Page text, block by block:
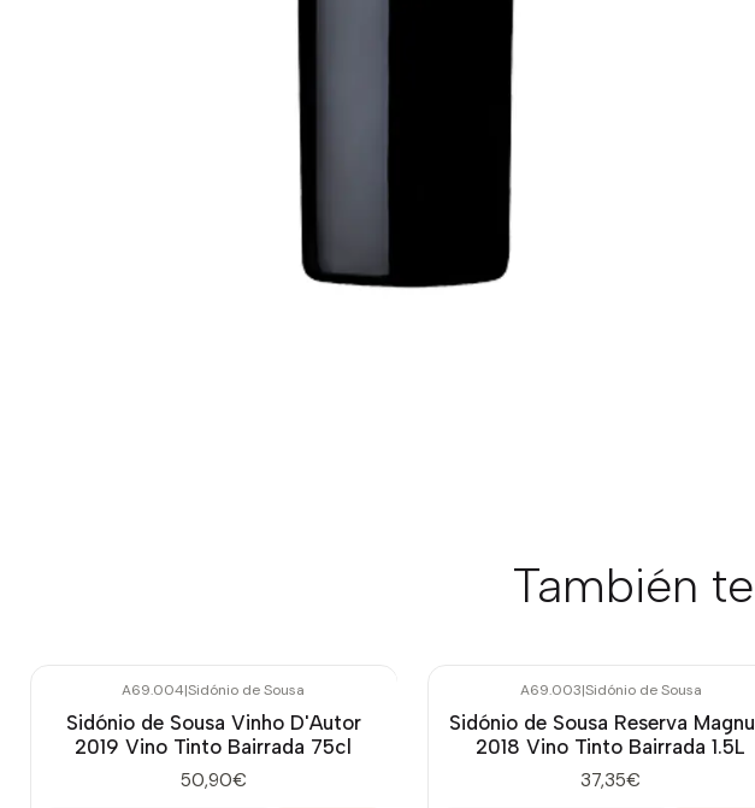
También
A69.004|Sidónio de Sousa
Sidónio de Sousa Vinho D'Autor
2019 Vino Tinto Bairrada 75cl
50,90€
A69.003|Sidónio de Sousa
Sidónio de Sousa Reserva
2018 Vino Tinto Bairrada 1.5L
37,35€